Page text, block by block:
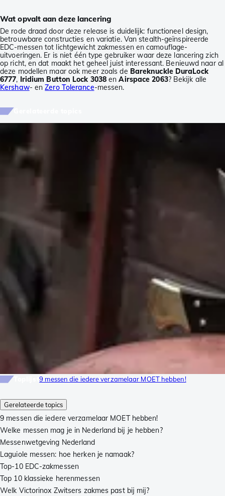
Gerelateerde topics
9 messen die iedere verzamelaar MOET hebben!
Welke messen mag je in Nederland bij je hebben?
Messenwetgeving Nederland
Laguiole messen: hoe herken je namaak?
Top-10 EDC-zakmessen
Top 10 klassieke herenmessen
Welk Victorinox Zwitsers zakmes past bij mij?
Wat opvalt aan deze lancering
De rode draad door deze release is duidelijk: functioneel design,
betrouwbare constructies en variatie. Van stealth-geïnspireerde
EDC-messen tot lichtgewicht zakmessen en camouflage-
uitvoeringen. Er is niet één type gebruiker waar deze lancering zich
op richt, en dat maakt het geheel juist interessant. Benieuwd naar al
deze modellen maar ook meer zoals de Bareknuckle DuraLock
6777, Iridium Button Lock 3038 enAirspace 2063? Bekijk alle
Kershaw- enZero Tolerance-messen.
Toplijst9 messen die iedere verzamelaar MOET hebben!